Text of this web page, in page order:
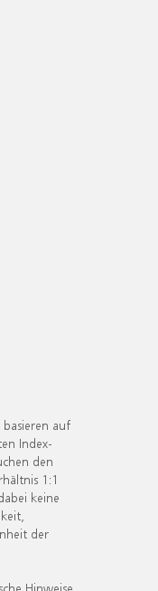
auf
Index-
den
1:1
keine
der